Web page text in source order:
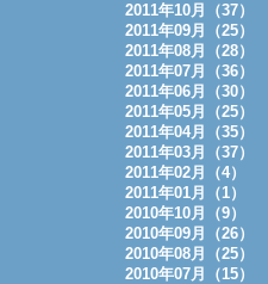
2011年10月（37）
2011年09月（25）
2011年08月（28）
2011年07月（36）
2011年06月（30）
2011年05月（25）
2011年04月（35）
2011年03月（37）
2011年02月（4）
2011年01月（1）
2010年10月（9）
2010年09月（26）
2010年08月（25）
2010年07月（15）